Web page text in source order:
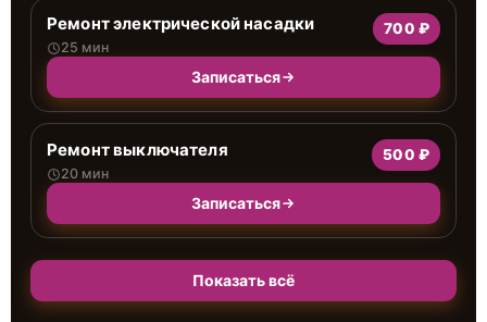
Ремонт электрической насадки
25 мин
700 ₽
Записаться
Ремонт выключателя
20 мин
500 ₽
Записаться
Показать всё